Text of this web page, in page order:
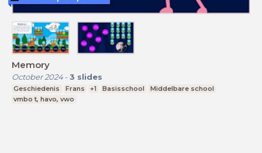
Memory
October 2024- 3 slides
Geschiedenis Frans +1 Basisschool
Middelbare school
vmbo t, havo, vwo